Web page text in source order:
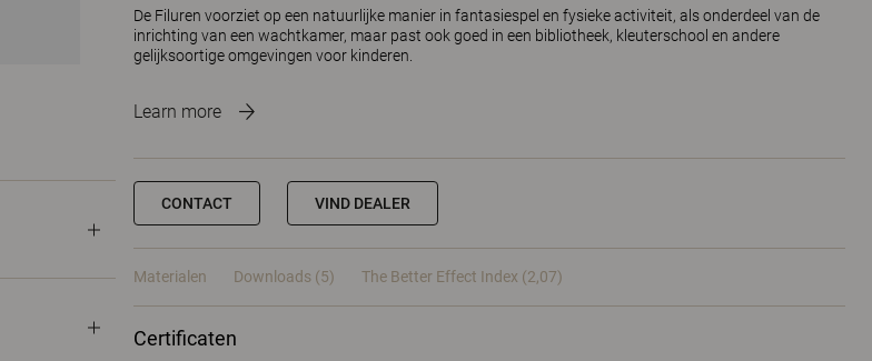
De Filuren voorziet op een natuurlijke manier in fantasiespel en fysieke activiteit, als onderdeel van de
inrichting van een wachtkamer, maar past ook goed in een bibliotheek, kleuterschool en andere
gelijksoortige omgevingen voor kinderen.
Learn more
CONTACT VIND DEALER
Materialen Downloads (5) The Better Effect Index (2,07)
Certificaten